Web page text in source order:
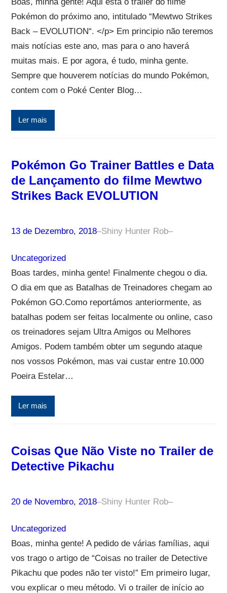
Pokémon do próximo ano, intitulado “Mewtwo Strikes
Back – EVOLUTION“. </p> Em principio não teremos
mais notícias este ano, mas para o ano haverá
muitas mais. E por agora, é tudo, minha gente.
Sempre que houverem notícias do mundo Pokémon,
contem com o Poké Center Blog…
Ler mais
Pokémon Go Trainer Battles e Data
de Lançamento do filme Mewtwo
Strikes Back EVOLUTION
13 de Dezembro, 2018–Shiny Hunter Rob–
Uncategorized
Boas tardes, minha gente! Finalmente chegou o dia.
O dia em que as Batalhas de Treinadores chegam ao
Pokémon GO.Como reportámos anteriormente, as
batalhas podem ser feitas localmente ou online, caso
os treinadores sejam Ultra Amigos ou Melhores
Amigos. Podem também obter um segundo ataque
nos vossos Pokémon, mas vai custar entre 10.000
Poeira Estelar…
Ler mais
Coisas Que Não Viste no Trailer de
Detective Pikachu
20 de Novembro, 2018–Shiny Hunter Rob–
Uncategorized
Boas, minha gente! A pedido de várias famílias, aqui
vos trago o artigo de “Coisas no trailer de Detective
Pikachu que podes não ter visto!” Em primeiro lugar,
vou explicar o meu método. Vi o trailer de início ao